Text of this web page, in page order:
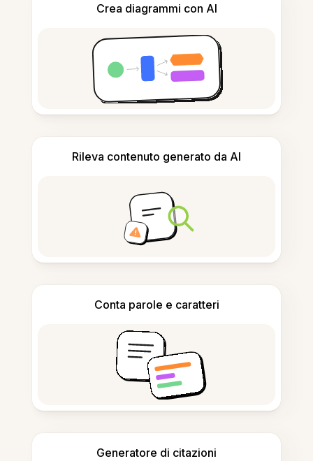
Crea diagrammi con AI
Rileva contenuto generato da AI
Conta parole e caratteri
Generatore di citazioni